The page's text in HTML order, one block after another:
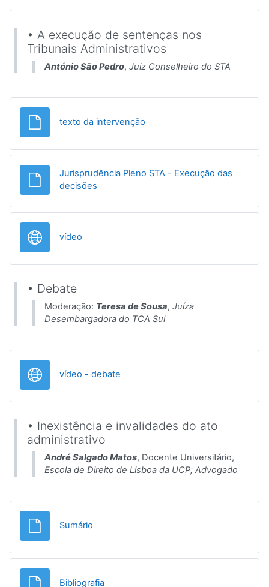
• A execução de sentenças nos
Tribunais Administrativos
António São Pedro, Juiz Conselheiro do STA
texto da intervenção
Jurisprudência Pleno STA - Execução das
decisões
vídeo
• Debate
Moderação: Teresa de Sousa, Juíza
Desembargadora do TCA Sul
vídeo - debate
• Inexistência e invalidades do ato
administrativo
André Salgado Matos, Docente Universitário,
Escola de Direito de Lisboa da UCP; Advogado
Sumário
BibliografiaFicheiro